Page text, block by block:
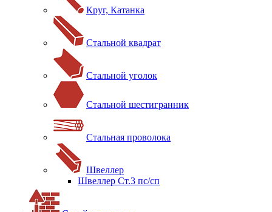
Круг, Катанка
Стальной квадрат
Стальной уголок
Стальной шестигранник
Стальная проволока
Швеллер
Швеллер Ст.3 пс/сп